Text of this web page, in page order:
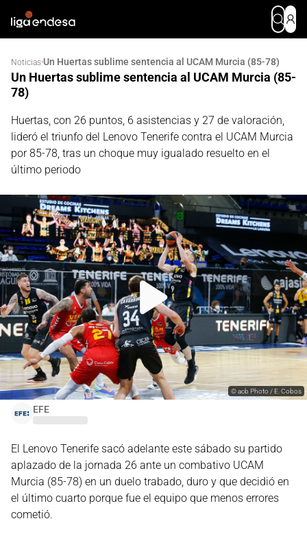
Noticias·Un Huertas sublime sentencia al UCAM Murcia (85-78)
Un Huertas sublime sentencia al UCAM Murcia (85-
78)
Huertas, con 26 puntos, 6 asistencias y 27 de valoración,
lideró el triunfo del Lenovo Tenerife contra el UCAM Murcia
por 85-78, tras un choque muy igualado resuelto en el
último periodo
EFE
©acb Photo / E. Cobos
El Lenovo Tenerife sacó adelante este sábado su partido
aplazado de la jornada 26 ante un combativo UCAM
Murcia (85-78) en un duelo trabado, duro y que decidió en
el último cuarto porque fue el equipo que menos errores
cometió.